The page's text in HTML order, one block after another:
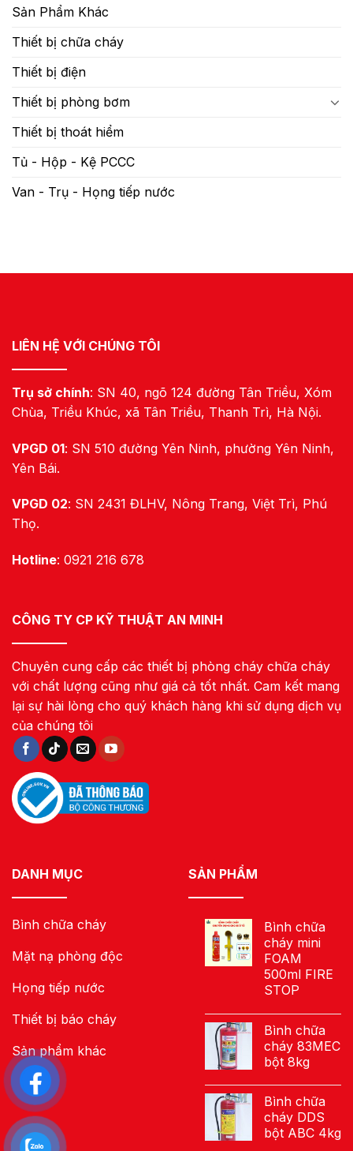
Sản Phẩm Khác
Thiết bị chữa cháy
Thiết bị điện
Thiết bị phòng bơm
Thiết bị thoát hiểm
Tủ - Hộp - Kệ PCCC
Van - Trụ - Họng tiếp nước
LIÊN HỆ VỚI CHÚNG TÔI
Trụ sở chính: SN 40, ngõ 124 đường Tân Triều, Xóm
Chùa, Triều Khúc, xã Tân Triều, Thanh Trì, Hà Nội.
VPGD 01: SN 510 đường Yên Ninh, phường Yên Ninh,
Yên Bái.
VPGD 02: SN 2431 ĐLHV, Nông Trang, Việt Trì, Phú
Thọ.
Hotline: 0921 216 678
CÔNG TY CP KỸ THUẬT AN MINH
Chuyên cung cấp các thiết bị phòng cháy chữa cháy
với chất lượng cũng như giá cả tốt nhất. Cam kết mang
lại sự hài lòng cho quý khách hàng khi sử dụng dịch vụ
của chúng tôi
DANH MỤC
Bình chữa cháy
Mặt nạ phòng độc
Họng tiếp nước
Thiết bị báo cháy
Sản phẩm khác
SẢN PHẨM
Bình chữa
cháy mini
FOAM
500ml FIRE
STOP
Bình chữa
cháy 83MEC
bột 8kg
Bình chữa
cháy DDS
bột ABC 4kg